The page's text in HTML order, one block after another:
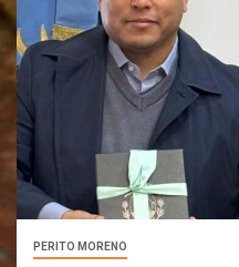
PERITO MORENO